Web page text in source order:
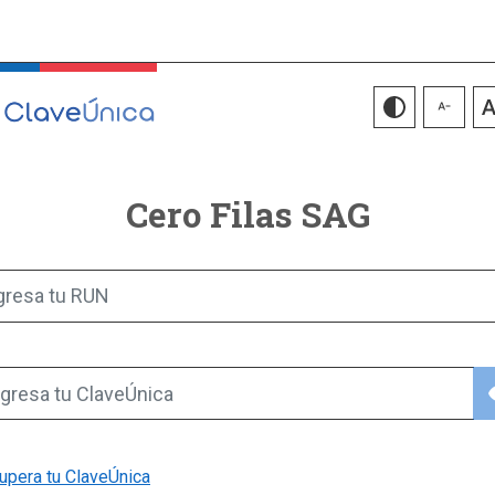
Cero Filas SAG
tu RUN
tu ClaveÚnica
tu ClaveÚnica